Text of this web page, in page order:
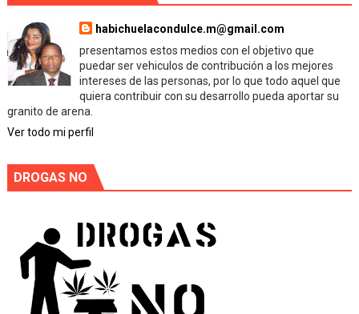
habichuelacondulce.m@gmail.com
presentamos estos medios con el objetivo que
puedar ser vehiculos de contribución a los mejores
intereses de las personas, por lo que todo aquel que
quiera contribuir con su desarrollo pueda aportar su
granito de arena.
Ver todo mi perfil
DROGAS NO